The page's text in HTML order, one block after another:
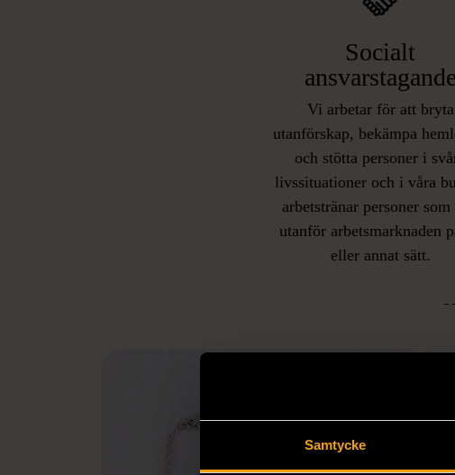
Samtycke
Socialt
Vi arbetar för att bryta
utanförskap, bekämpa
och stötta personer i
livssituationer och i våra
arbetstränar personer som
utanför arbetsmarknaden
eller annat sätt.